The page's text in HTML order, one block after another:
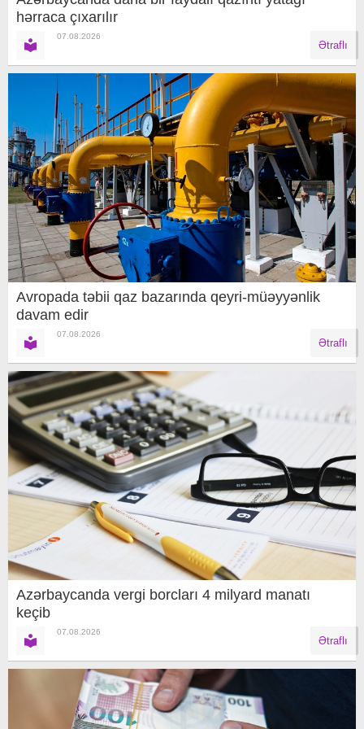
hərraca çıxarılır
07.08.2026
Ətraflı
Avropada təbii qaz bazarında qeyri-müəyyənlik
davam edir
07.08.2026
Ətraflı
Azərbaycanda vergi borcları 4 milyard manatı
keçib
07.08.2026
Ətraflı